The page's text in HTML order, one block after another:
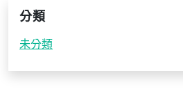
分類
未分類